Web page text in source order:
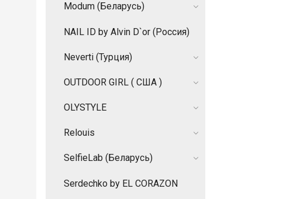
Modum (Беларусь)
NAIL ID by Alvin D`or (Россия)
Neverti (Турция)
OUTDOOR GIRL ( США )
OLYSTYLE
Relouis
SelfieLab (Беларусь)
Serdechko by EL CORAZON